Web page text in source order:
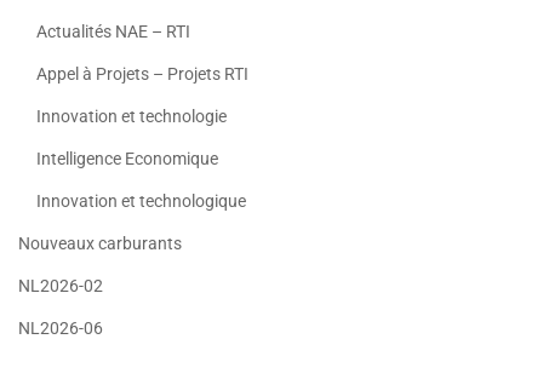
Actualités NAE – RTI
Appel à Projets – Projets RTI
Innovation et technologie
Intelligence Economique
Innovation et technologique
Nouveaux carburants
NL2026-02
NL2026-06